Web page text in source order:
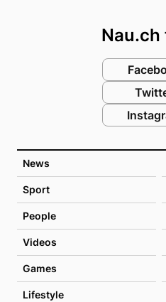
News
Sport
People
Videos
Games
Lifestyle
Nau.ch